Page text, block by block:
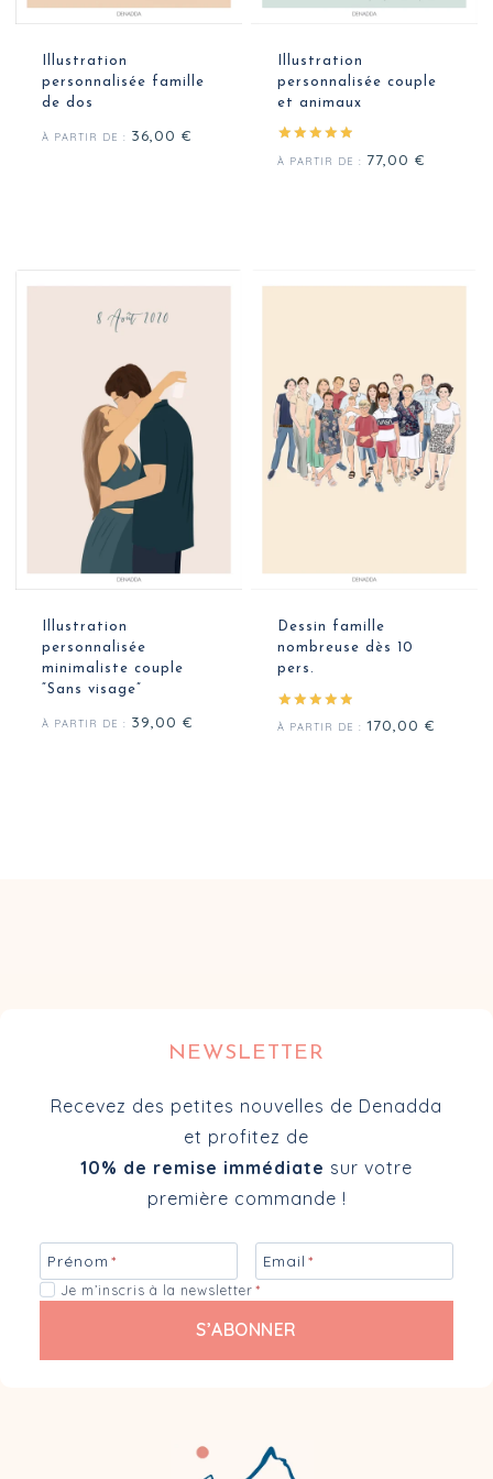
Illustration
personnalisée famille
de dos
À PARTIR DE : 36,00 €
Illustration
personnalisée couple
et animaux
Note
5.00
À PARTIR DE : 77,00 €
Illustration
personnalisée
minimaliste couple
“Sans visage”
À PARTIR DE : 39,00 €
Dessin famille
nombreuse dès 10
pers.
Note
5.00
À PARTIR DE : 170,00 €
NEWSLETTER
Recevez des petites nouvelles de Denadda
et profitez de
10% de remise immédiate sur votre
première commande !
Prénom * Email *
Je m’inscris à la newsletter *
S’ABONNER